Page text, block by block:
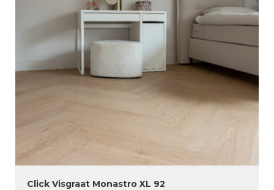
Click Visgraat Monastro XL 92